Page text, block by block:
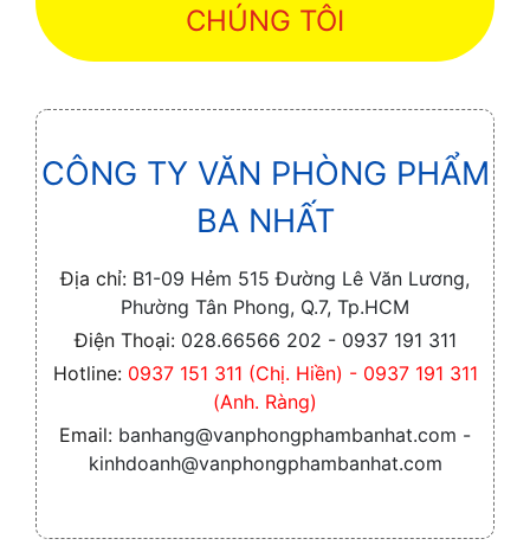
CHÚNG TÔI
CÔNG TY VĂN PHÒNG PHẨM
BA NHẤT
Địa chỉ: B1-09 Hẻm 515 Đường Lê Văn Lương,
Phường Tân Phong, Q.7, Tp.HCM
Điện Thoại: 028.66566 202 - 0937 191 311
Hotline: 0937 151 311 (Chị. Hiền) - 0937 191 311
(Anh. Ràng)
Email: banhang@vanphongphambanhat.com -
kinhdoanh@vanphongphambanhat.com